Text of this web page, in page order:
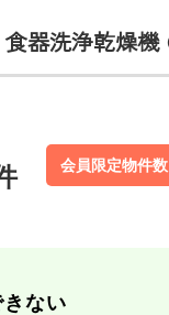
器洗浄乾燥機
会員限定物件数
ない